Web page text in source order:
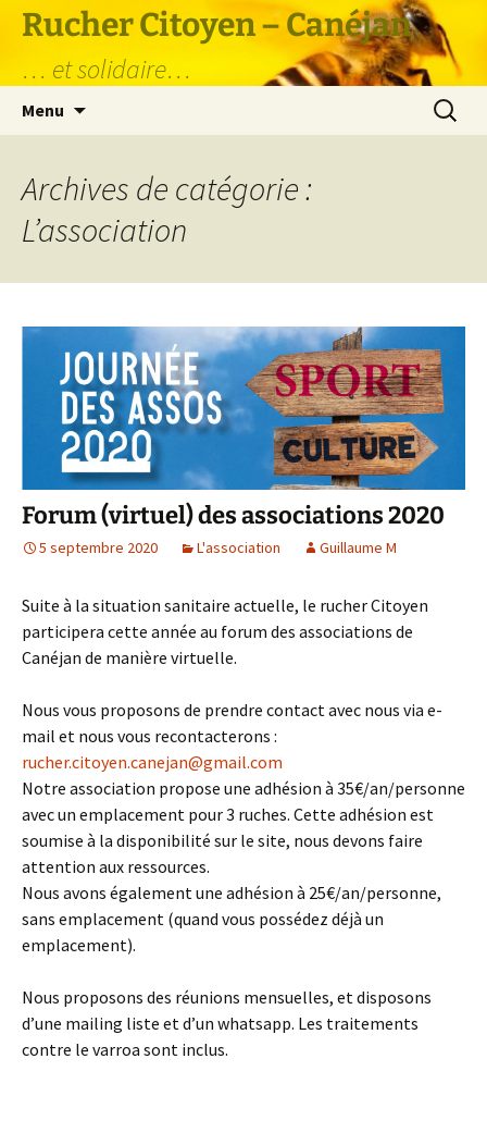
Aller
contenu
Rucher Citoyen – Canéjan
… et solidaire…
Menu
Archives de catégorie :
L’association
Forum (virtuel) des associations 2020
5 septembre 2020 L'association Guillaume M
Suite à la situation sanitaire actuelle, le rucher Citoyen
participera cette année au forum des associations de
Canéjan de manière virtuelle.
Nous vous proposons de prendre contact avec nous via e-
mail et nous vous recontacterons :
rucher.citoyen.canejan@gmail.com
Notre association propose une adhésion à 35€/an/personne
avec un emplacement pour 3 ruches. Cette adhésion est
soumise à la disponibilité sur le site, nous devons faire
attention aux ressources.
Nous avons également une adhésion à 25€/an/personne,
sans emplacement (quand vous possédez déjà un
emplacement).
Nous proposons des réunions mensuelles, et disposons
d’une mailing liste et d’un whatsapp. Les traitements
contre le varroa sont inclus.